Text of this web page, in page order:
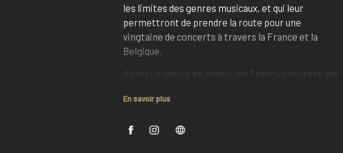
les limites des genres musicaux, et qui leur
permettront de prendre la route pour une
vingtaine de concerts à travers la France et la
Belgique.
Après un retour en studio, les Français sortent leur
everyone knows it could happen again » en avril
cette année là et fort d'une excellente reception, le
En savoir plus